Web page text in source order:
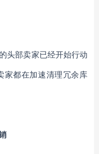
头部卖家已经开始行动
家都在加速清理冗余库